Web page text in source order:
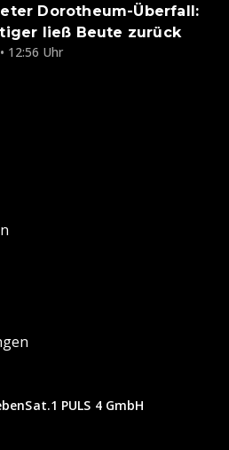
Dorotheum-Überfall:
ließ Beute zurück
12:56 Uhr
PULS 4 GmbH